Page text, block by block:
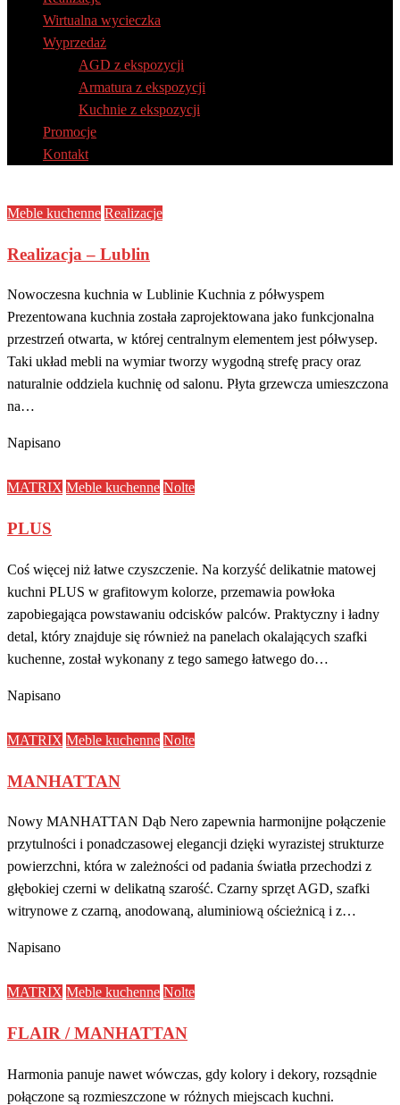
Wirtualna wycieczka
Wyprzedaż
AGD z ekspozycji
Armatura z ekspozycji
Kuchnie z ekspozycji
Promocje
Kontakt
Meble kuchenne Realizacje
Realizacja – Lublin
Nowoczesna kuchnia w Lublinie Kuchnia z półwyspem
Prezentowana kuchnia została zaprojektowana jako funkcjonalna
przestrzeń otwarta, w której centralnym elementem jest półwysep.
Taki układ mebli na wymiar tworzy wygodną strefę pracy oraz
naturalnie oddziela kuchnię od salonu. Płyta grzewcza umieszczona
na…
Napisano
MATRIX Meble kuchenne Nolte
PLUS
Coś więcej niż łatwe czyszczenie. Na korzyść delikatnie matowej
kuchni PLUS w grafitowym kolorze, przemawia powłoka
zapobiegająca powstawaniu odcisków palców. Praktyczny i ładny
detal, który znajduje się również na panelach okalających szafki
kuchenne, został wykonany z tego samego łatwego do…
Napisano
MATRIX Meble kuchenne Nolte
MANHATTAN
Nowy MANHATTAN Dąb Nero zapewnia harmonijne połączenie
przytulności i ponadczasowej elegancji dzięki wyrazistej strukturze
powierzchni, która w zależności od padania światła przechodzi z
głębokiej czerni w delikatną szarość. Czarny sprzęt AGD, szafki
witrynowe z czarną, anodowaną, aluminiową ościeżnicą i z…
Napisano
MATRIX Meble kuchenne Nolte
FLAIR / MANHATTAN
Harmonia panuje nawet wówczas, gdy kolory i dekory, rozsądnie
połączone są rozmieszczone w różnych miejscach kuchni.